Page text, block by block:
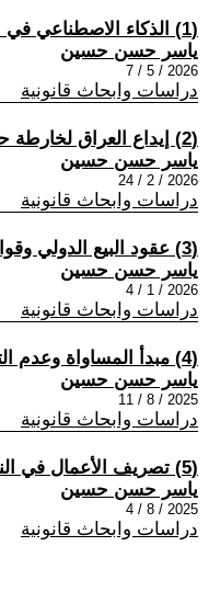
(1) الذكاء الاصطناعي في الخدمات القانونية: إشكاليات المسؤولية والفجوة التشريعية في ضوء التجارب المقارنة
ياسر حسن حسين
2026 / 5 / 7
دراسات وابحاث قانونية
(2) إيداع العراق لخارطة حدوده المائية لدى الأمم المتحدة قراءة قانونية تحليلية في الآثار والسياسات والخيارات المتاحة
ياسر حسن حسين
2026 / 2 / 24
دراسات وابحاث قانونية
(3) عقود البيع الدولي وقواعد Incoterms: قراءة قانونية في أسباب النزاعات التجارية
ياسر حسن حسين
2026 / 1 / 4
دراسات وابحاث قانونية
(4) مبدأ المساواة وعدم التمييز في الدستور العراقي: تطبيق أم انتقائية؟
ياسر حسن حسين
2025 / 8 / 11
دراسات وابحاث قانونية
(5) تصريف الأعمال في النظام الدستوري العراقي: المفهوم، الشروط، والصلاحيات قراءة تحليلية في ضوء دستور 2005 وتفسيرات المحكمة الاتحادية العليا
ياسر حسن حسين
2025 / 8 / 4
دراسات وابحاث قانونية